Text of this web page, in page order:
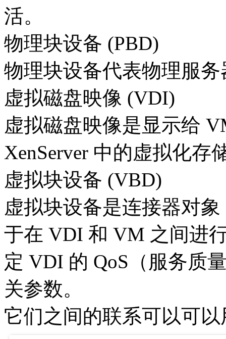
活。
物理块设备 (PBD)
物理块设备代表物理服
虚拟磁盘映像 (VDI)
虚拟磁盘映像是显示给
XenServer 中的虚拟化存
虚拟块设备 (VBD)
虚拟块设备是连接器对
于在 VDI 和 VM 之间进
定 VDI 的 QoS（服务质
关参数。
它们之间的联系可以可